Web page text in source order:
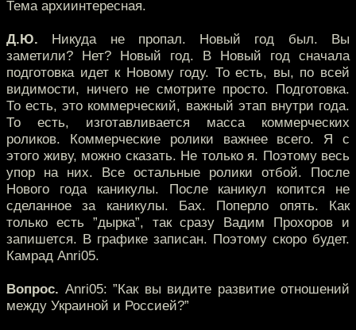
Тема архиинтересная.
Д.Ю. Никуда не пропал. Новый год был. Вы
заметили? Нет? Новый год. В Новый год сначала
подготовка идет к Новому году. То есть, вы, по всей
видимости, ничего не смотрите просто. Подготовка.
То есть, это коммерческий, важный этап внутри года.
То есть, изготавливается масса коммерческих
роликов. Коммерческие ролики важнее всего. Я с
этого живу, можно сказать. Не только я. Поэтому весь
упор на них. Все остальные ролики отбой. После
Нового года каникулы. После каникул копится не
сделанное за каникулы. Бах. Поперло опять. Как
только есть ”дырка”, так сразу Вадим Прохоров и
запишется. В графике записан. Поэтому скоро будет.
Камрад Anri05.
Вопрос. Anri05: ”Как вы видите развитие отношений
между Украиной и Россией?”